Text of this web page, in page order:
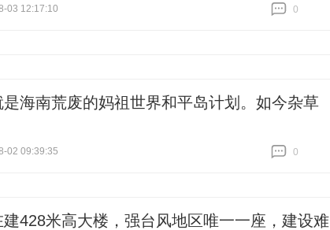
03 12:17:10
0
是海南荒废的妈祖世界和平岛计划。如今杂草
02 09:39:35
0
建428米高大楼，强台风地区唯一一座，建设难